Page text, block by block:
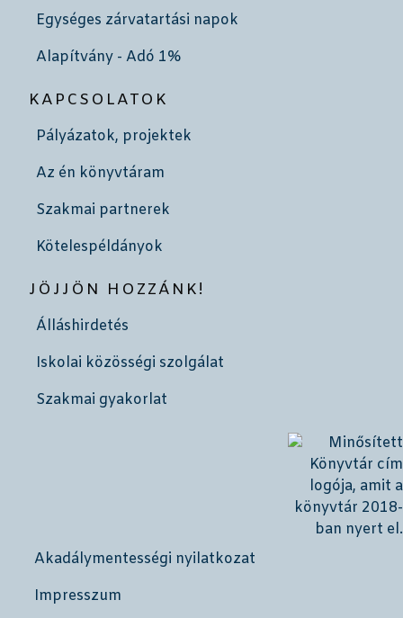
Egységes zárvatartási napok
Alapítvány - Adó 1%
KAPCSOLATOK
Pályázatok, projektek
Az én könyvtáram
Szakmai partnerek
Kötelespéldányok
JÖJJÖN HOZZÁNK!
Álláshirdetés
Iskolai közösségi szolgálat
Szakmai gyakorlat
Akadálymentességi nyilatkozat
Impresszum